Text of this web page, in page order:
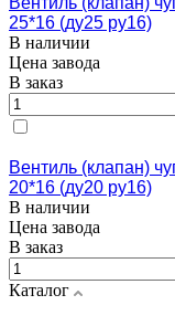
25*16 (ду25 ру16)
В наличии
Цена завода
В заказ
Вентиль (клапан)
20*16 (ду20 ру16)
В наличии
Цена завода
В заказ
Каталог